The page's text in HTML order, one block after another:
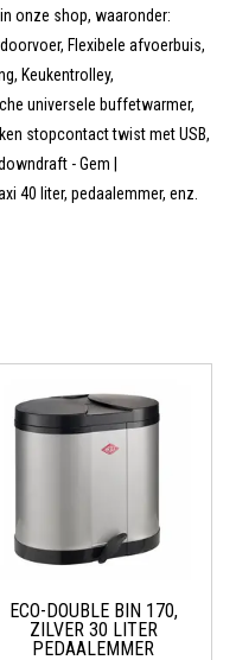
onze shop, waaronder:
Flexibele afvoerbuis,
Keukentrolley,
universele buffetwarmer,
stopcontact twist met USB,
- Gem |
40 liter, pedaalemmer, enz.
ECO-DOUBLE BIN 170,
ZILVER 30 LITER
PEDAALEMMER